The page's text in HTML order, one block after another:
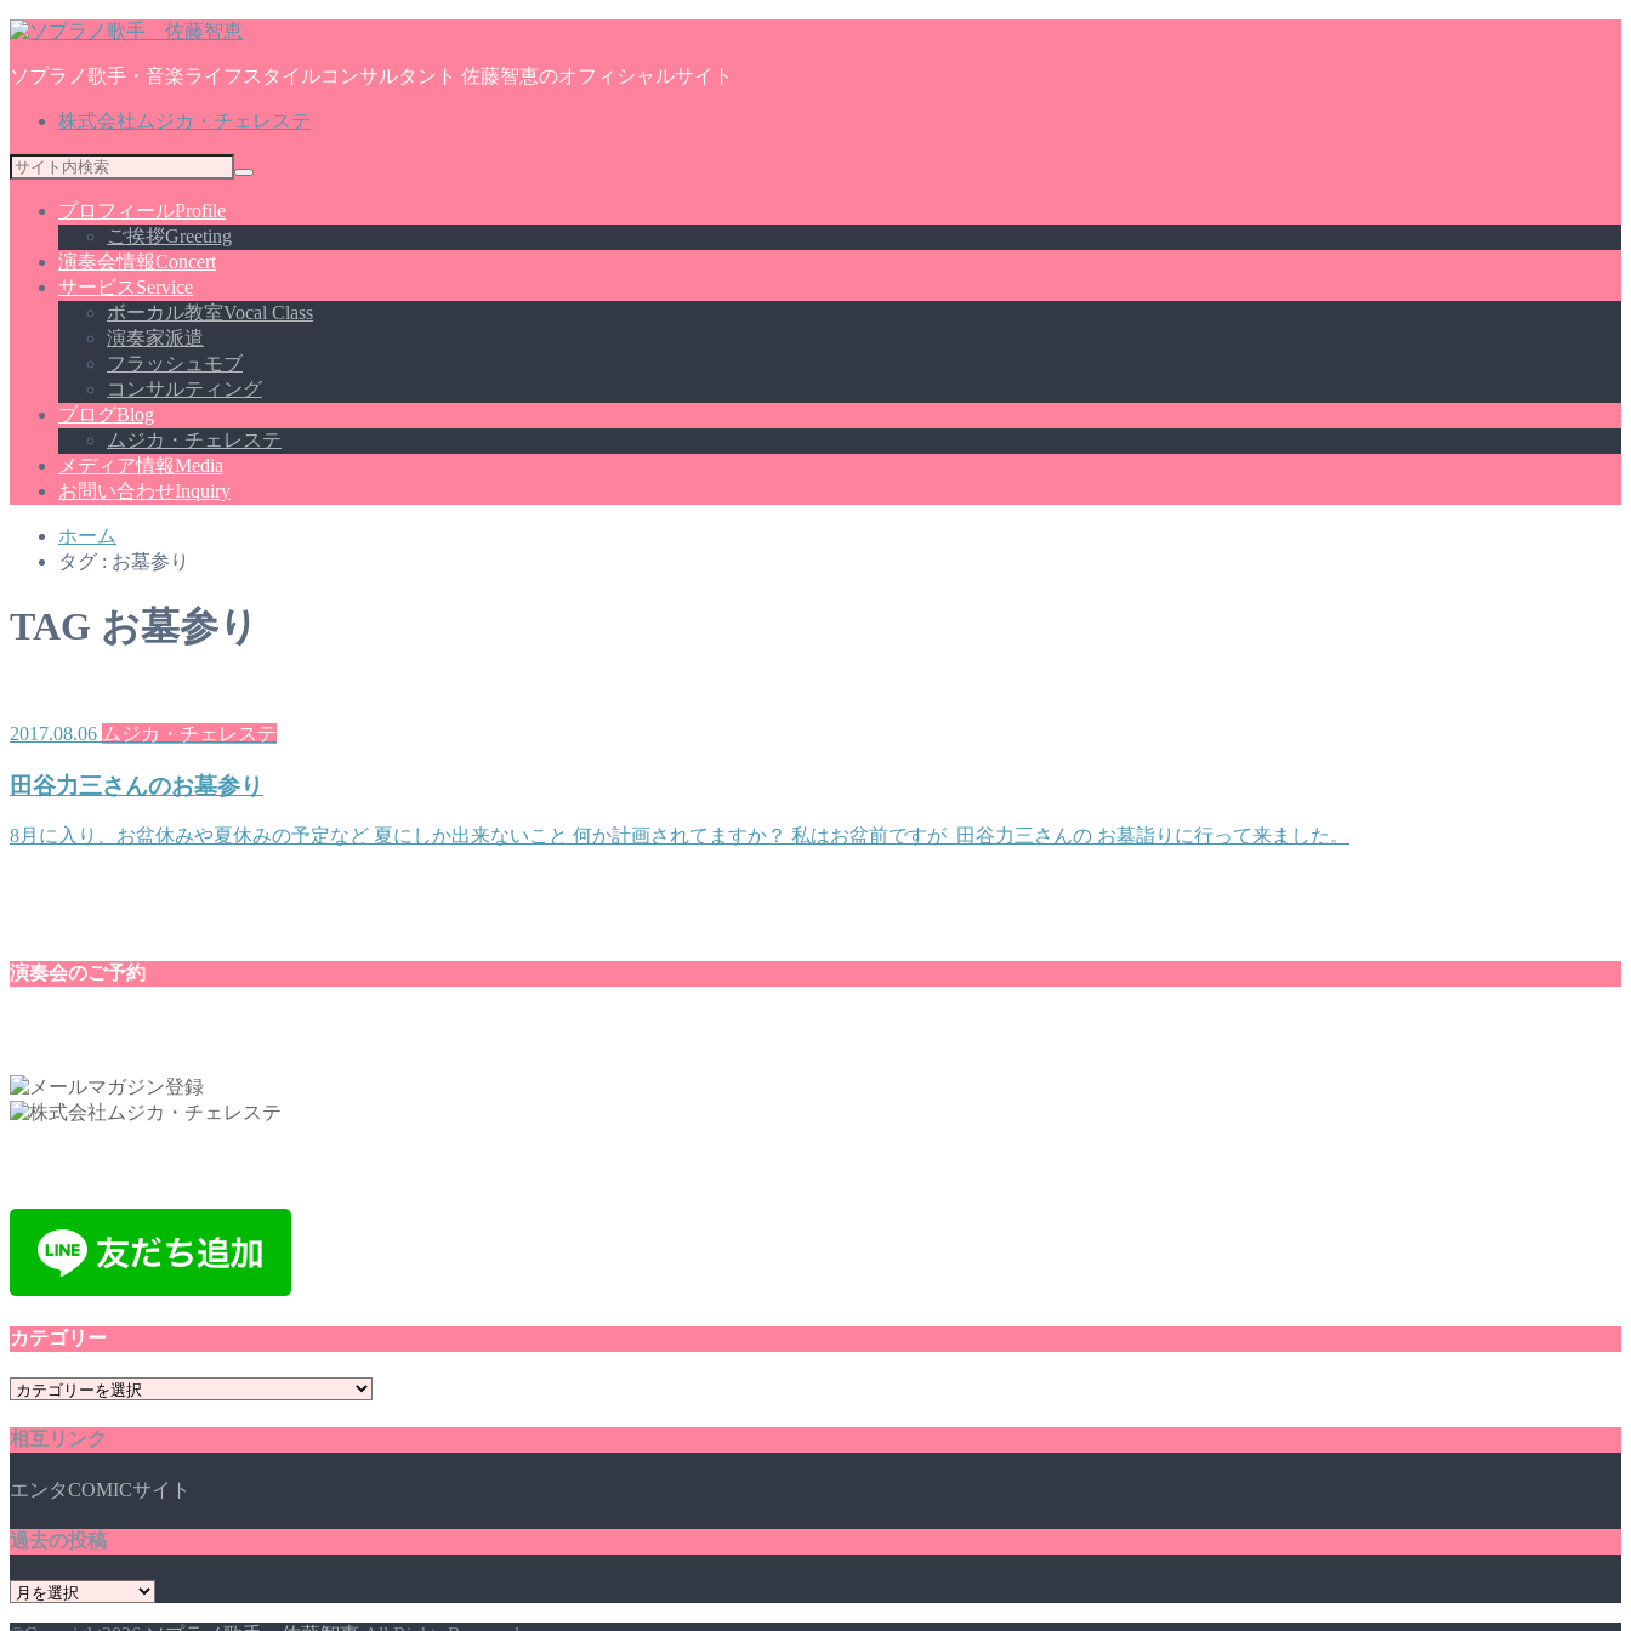
ソプラノ歌手・音楽ライフスタイルコンサルタント 佐藤智恵のオフィシャルサイト
株式会社ムジカ・チェレステ
プロフィールProfile
ご挨拶Greeting
演奏会情報Concert
サービス Service
ボーカル教室Vocal Class
演奏家派遣
フラッシュモブ
コンサルティング
ブログBlog
ムジカ・チェレステ
メディア情報Media
お問い合わせInquiry
ホーム
タグ : お墓参り
TAG お墓参り
2017.08.06 ムジカ・チェレステ
田谷力三さんのお墓参り
8月に入り、お盆休みや夏休みの予定など 夏にしか出来ないこと 何か計画されてますか？ 私はお盆前ですが 田谷力三さんの お墓詣りに行って来ました。
演奏会のご予約
カテゴリー
カ
ゴ
ー
相互リンク
エンタCOMICサイト
過去の投稿
過